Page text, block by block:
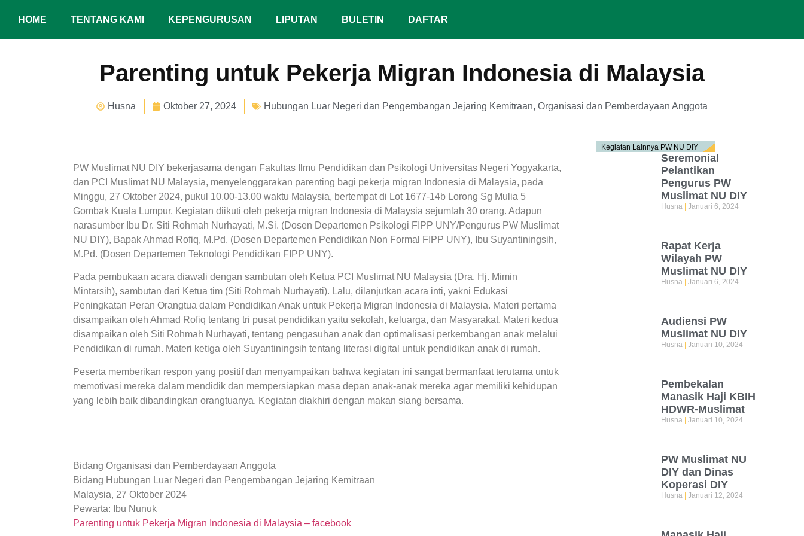
HOME TENTANG KAMI KEPENGURUSAN LIPUTAN BULETIN DAFTAR
Parenting untuk Pekerja Migran Indonesia di Malaysia
Husna Oktober 27, 2024 Hubungan Luar Negeri dan Pengembangan Jejaring Kemitraan, Organisasi dan Pemberdayaan Anggota
PW Muslimat NU DIY bekerjasama dengan Fakultas Ilmu Pendidikan dan Psikologi Universitas Negeri Yogyakarta,
dan PCI Muslimat NU Malaysia, menyelenggarakan parenting bagi pekerja migran Indonesia di Malaysia, pada
Minggu, 27 Oktober 2024, pukul 10.00-13.00 waktu Malaysia, bertempat di Lot 1677-14b Lorong Sg Mulia 5
Gombak Kuala Lumpur. Kegiatan diikuti oleh pekerja migran Indonesia di Malaysia sejumlah 30 orang. Adapun
narasumber Ibu Dr. Siti Rohmah Nurhayati, M.Si. (Dosen Departemen Psikologi FIPP UNY/Pengurus PW Muslimat
NU DIY), Bapak Ahmad Rofiq, M.Pd. (Dosen Departemen Pendidikan Non Formal FIPP UNY), Ibu Suyantiningsih,
M.Pd. (Dosen Departemen Teknologi Pendidikan FIPP UNY).
Pada pembukaan acara diawali dengan sambutan oleh Ketua PCI Muslimat NU Malaysia (Dra. Hj. Mimin
Mintarsih), sambutan dari Ketua tim (Siti Rohmah Nurhayati). Lalu, dilanjutkan acara inti, yakni Edukasi
Peningkatan Peran Orangtua dalam Pendidikan Anak untuk Pekerja Migran Indonesia di Malaysia. Materi pertama
disampaikan oleh Ahmad Rofiq tentang tri pusat pendidikan yaitu sekolah, keluarga, dan Masyarakat. Materi kedua
disampaikan oleh Siti Rohmah Nurhayati, tentang pengasuhan anak dan optimalisasi perkembangan anak melalui
Pendidikan di rumah. Materi ketiga oleh Suyantiningsih tentang literasi digital untuk pendidikan anak di rumah.
Peserta memberikan respon yang positif dan menyampaikan bahwa kegiatan ini sangat bermanfaat terutama untuk
memotivasi mereka dalam mendidik dan mempersiapkan masa depan anak-anak mereka agar memiliki kehidupan
yang lebih baik dibandingkan orangtuanya. Kegiatan diakhiri dengan makan siang bersama.
Bidang Organisasi dan Pemberdayaan Anggota
Bidang Hubungan Luar Negeri dan Pengembangan Jejaring Kemitraan
Malaysia, 27 Oktober 2024
Pewarta: Ibu Nunuk
Parenting untuk Pekerja Migran Indonesia di Malaysia – facebook
Kegiatan Lainnya PW NU DIY
Seremonial
Pelantikan
Pengurus PW
Muslimat NU DIY
Husna Januari 6, 2024
Rapat Kerja
Wilayah PW
Muslimat NU DIY
Husna Januari 6, 2024
Audiensi PW
Muslimat NU DIY
Husna Januari 10, 2024
Pembekalan
Manasik Haji KBIH
HDWR-Muslimat
Husna Januari 10, 2024
PW Muslimat NU
DIY dan Dinas
Koperasi DIY
Husna Januari 12, 2024